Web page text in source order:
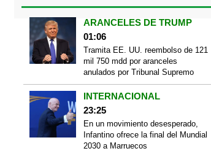
ARANCELES DE TRUMP
01:06
Tramita EE. UU. reembolso de 121
mil 750 mdd por aranceles
anulados por Tribunal Supremo
INTERNACIONAL
23:25
En un movimiento desesperado,
Infantino ofrece la final del Mundial
2030 a Marruecos